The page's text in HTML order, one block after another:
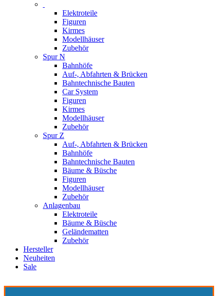
Elektroteile
Figuren
Kirmes
Modellhäuser
Zubehör
Spur N
Bahnhöfe
Auf-, Abfahrten & Brücken
Bahntechnische Bauten
Car System
Figuren
Kirmes
Modellhäuser
Zubehör
Spur Z
Auf-, Abfahrten & Brücken
Bahnhöfe
Bahntechnische Bauten
Bäume & Büsche
Figuren
Modellhäuser
Zubehör
Anlagenbau
Elektroteile
Bäume & Büsche
Geländematten
Zubehör
Hersteller
Neuheiten
Sale